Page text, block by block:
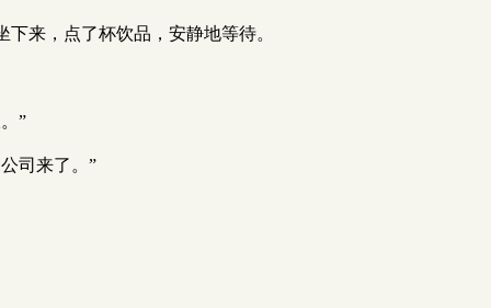
来，点了杯饮品，安静地等待。
”
司来了。”